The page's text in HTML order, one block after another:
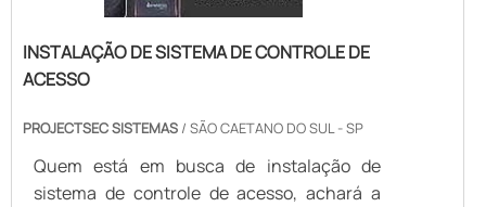
INSTALAÇÃO DE SISTEMA DE CONTROLE DE
ACESSO
PROJECTSEC SISTEMAS / SÃO CAETANO DO SUL - SP
Quem está em busca de instalação de
sistema de controle de acesso, achará a